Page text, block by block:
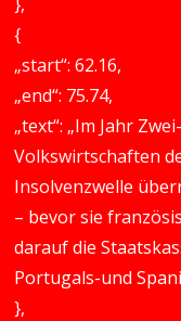
{
„start“: 62.16,
„end“: 75.74,
„text“: „Im Jahr
Volkswirtschaften
Insolvenzwelle
– bevor sie
darauf die
Portugals-und
},